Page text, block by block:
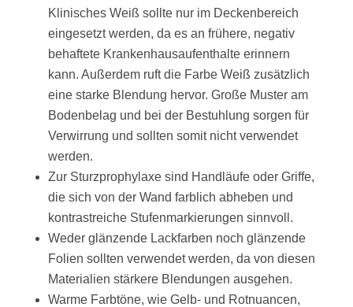
Klinisches Weiß sollte nur im Deckenbereich
eingesetzt werden, da es an frühere, negativ
behaftete Krankenhausaufenthalte erinnern
kann. Außerdem ruft die Farbe Weiß zusätzlich
eine starke Blendung hervor. Große Muster am
Bodenbelag und bei der Bestuhlung sorgen für
Verwirrung und sollten somit nicht verwendet
werden.
Zur Sturzprophylaxe sind Handläufe oder Griffe,
die sich von der Wand farblich abheben und
kontrastreiche Stufenmarkierungen sinnvoll.
Weder glänzende Lackfarben noch glänzende
Folien sollten verwendet werden, da von diesen
Materialien stärkere Blendungen ausgehen.
Warme Farbtöne, wie Gelb- und Rotnuancen,